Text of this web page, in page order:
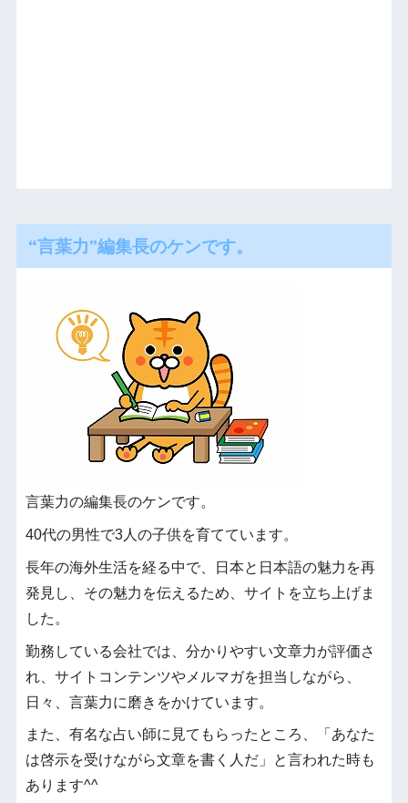
“言葉力”編集長のケンです。
言葉力の編集長のケンです。
40代の男性で3人の子供を育てています。
長年の海外生活を経る中で、日本と日本語の魅力を再
発見し、その魅力を伝えるため、サイトを立ち上げま
した。
勤務している会社では、分かりやすい文章力が評価さ
れ、サイトコンテンツやメルマガを担当しながら、
日々、言葉力に磨きをかけています。
また、有名な占い師に見てもらったところ、「あなた
は啓示を受けながら文章を書く人だ」と言われた時も
あります^^